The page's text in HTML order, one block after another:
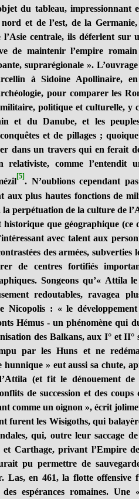
du tableau, impressionnant
et de l’est, de la
l’Asie centrale, ils déferlent
de maintenir l’empire
suprarégionale ». L’ouvrage
à Sidoine Apollinaire,
pour comparer les
politique et culturelle, y
et du Danube, et les
et de pillages ;
dans un travers qui en ferait
relativiste, comme l’entendit
[5]. N’oublions cependant
aux plus hautes fonctions de
perpétuation de la culture de
que géographique (ce
avec talent aux
des armées,
de centres fortifiés
Songeons qu’« Attila
redoutables, ravagea
Nicopolis : « le
Hémus - un phénomène qui
des Balkans, aux I° et II°
par les Huns et ne
hunnique » eut aussi sa chute,
(et fit le dénouement de
de succession et des
comme un oignon », écrit
les Wisigoths, qui
qui, outre leur saccage
Carthage, privant l’Empire
pu permettre de
Las, en 461, la flotte offensive
espérances romaines. Une